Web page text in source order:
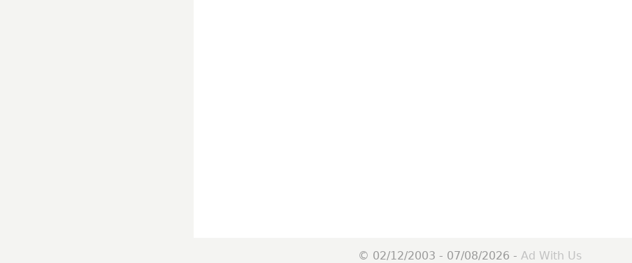
© 02/12/2003 - 07/08/2026 - Ad With Us